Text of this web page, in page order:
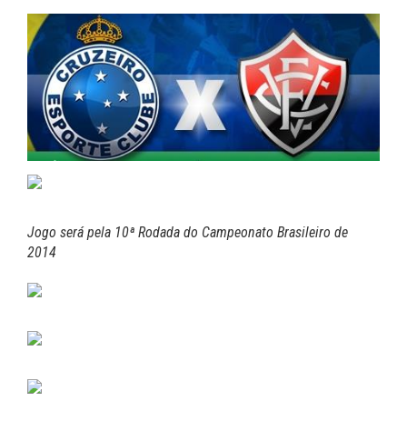
Jogo será pela 10ª Rodada do Campeonato Brasileiro de
2014